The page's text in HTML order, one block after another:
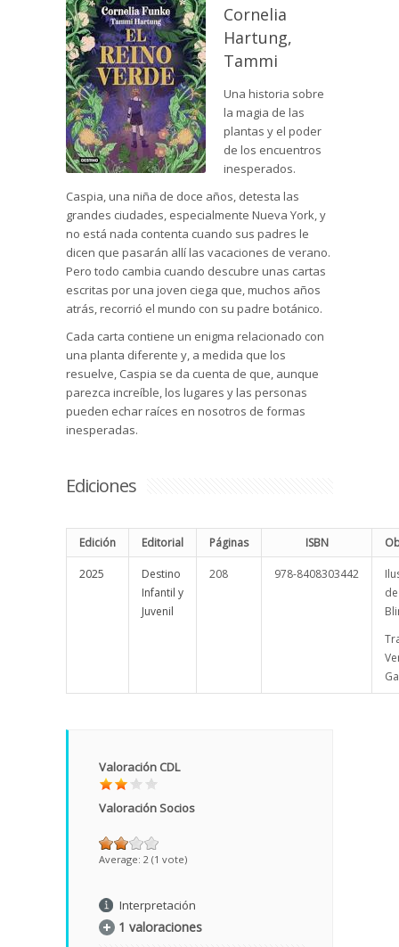
Cornelia
Hartung,
Tammi
Una historia sobre
la magia de las
plantas y el poder
de los encuentros
inesperados.
Caspia, una niña de doce años, detesta las
grandes ciudades, especialmente Nueva York, y
no está nada contenta cuando sus padres le
dicen que pasarán allí las vacaciones de verano.
Pero todo cambia cuando descubre unas cartas
escritas por una joven ciega que, muchos años
atrás, recorrió el mundo con su padre botánico.
Cada carta contiene un enigma relacionado con
una planta diferente y, a medida que los
resuelve, Caspia se da cuenta de que, aunque
parezca increíble, los lugares y las personas
pueden echar raíces en nosotros de formas
inesperadas.
Ediciones
Edición Editorial Páginas ISBN
2025
Destino
Infantil y
Juvenil
208 978-8408303442
Valoración CDL
Valoración Socios
Average: 2 (1 vote)
Interpretación
1 valoraciones